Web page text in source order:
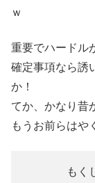
ｗ
重要でハードル
確定事項なら誘
か！
てか、かなり昔
もうお前らはや
もく